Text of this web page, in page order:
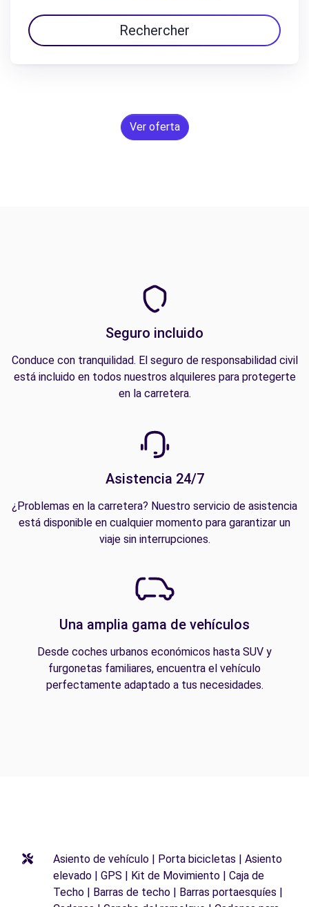
Rechercher
Ver oferta
Seguro incluido
Conduce con tranquilidad. El seguro de responsabilidad civil
está incluido en todos nuestros alquileres para protegerte
en la carretera.
Asistencia 24/7
¿Problemas en la carretera? Nuestro servicio de asistencia
está disponible en cualquier momento para garantizar un
viaje sin interrupciones.
Una amplia gama de vehículos
Desde coches urbanos económicos hasta SUV y
furgonetas familiares, encuentra el vehículo
perfectamente adaptado a tus necesidades.
Asiento de vehículo | Porta bicicletas | Asiento
elevado | GPS | Kit de Movimiento | Caja de
Techo | Barras de techo | Barras portaesquíes |